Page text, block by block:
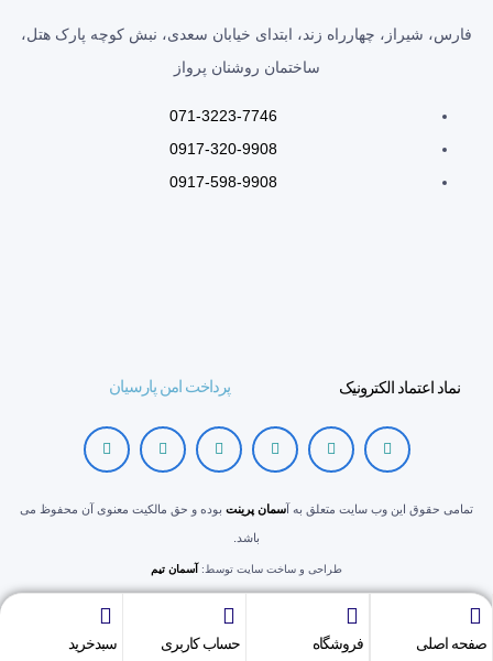
صفحه اصلی فروشگاه حساب کاربری سبدخرید
فارس، شیراز، چهارراه زند، ابتدای خیابان سعدی، نبش کوچه پارک هتل،
ساختمان روشنان پرواز
071-3223-7746
0917-320-9908
0917-598-9908
نماد اعتماد الکترونیک پرداخت امن پارسیان
تمامی حقوق این وب سایت متعلق به آسمان پرینت بوده و حق مالکیت معنوی آن محفوظ می
باشد.
طراحی و ساخت سایت توسط: آسمان تیم